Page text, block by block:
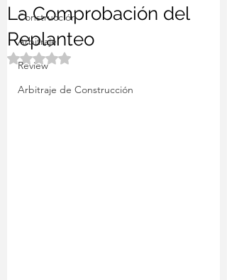
Construcción
Arbitraje
Review
Arbitraje de Construcción
La Comprobación del
Replanteo
Obtuvo NaN de 5 estrellas.